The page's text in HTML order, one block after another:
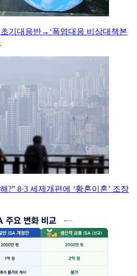
기대응반→‘폭염대응 비상대책본
?” 8·3 세제개편에 ‘황혼이혼’ 조장